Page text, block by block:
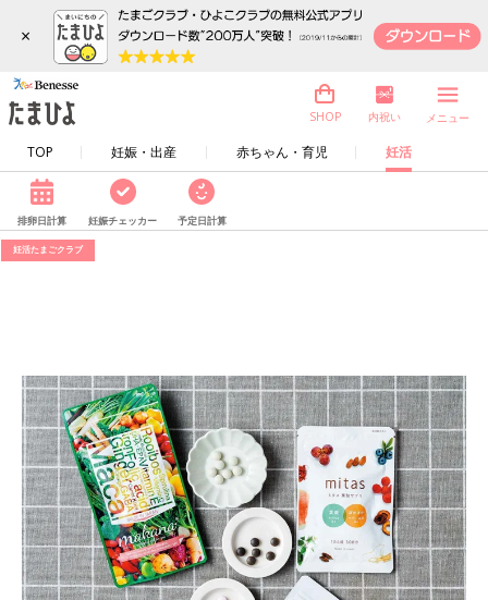
×
TOP 妊娠・出産 赤ちゃん・育児 妊活
SHOP 内祝い メニュー
排卵日計算 妊娠チェッカー 予定日計算
妊活たまごクラブ